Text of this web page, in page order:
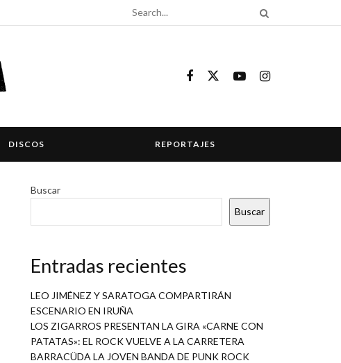
DISCOS REPORTAJES
Buscar
Buscar
Entradas recientes
LEO JIMÉNEZ Y SARATOGA COMPARTIRÁN
ESCENARIO EN IRUÑA
LOS ZIGARROS PRESENTAN LA GIRA «CARNE CON
PATATAS»: EL ROCK VUELVE A LA CARRETERA
BARRACÜDA LA JOVEN BANDA DE PUNK ROCK